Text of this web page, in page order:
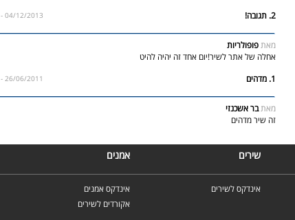
2. תגובה!
04/12/2013 - 17:59
מאתפופולריות
אחלה של אתר לשיר!יום אחד זה יהיה להיט
1. מדהים
26/06/2011 - 13:51
מאתבר אשכנזי
זה שיר מדהים
שירים אמנים
אינדקס לשירים
אינדקס אמנים
אקורדים לשירים